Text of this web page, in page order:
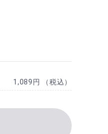
1,089円 （税込）